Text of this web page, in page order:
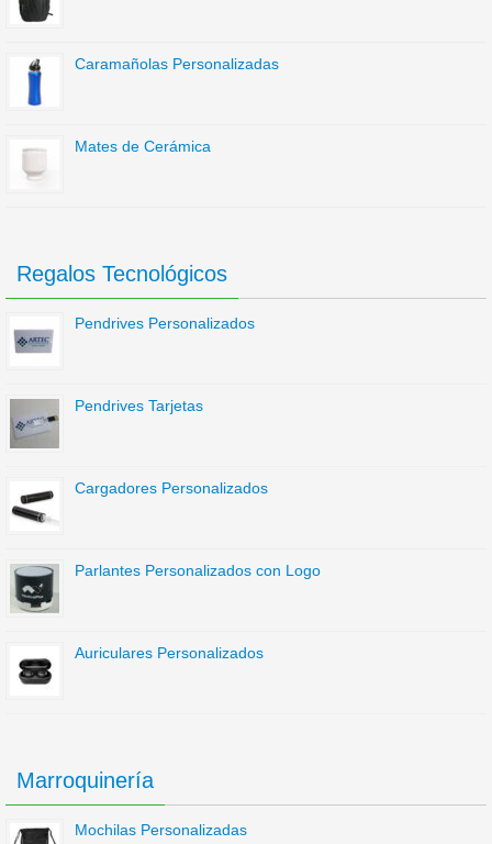
Caramañolas Personalizadas
Mates de Cerámica
Regalos Tecnológicos
Pendrives Personalizados
Pendrives Tarjetas
Cargadores Personalizados
Parlantes Personalizados con Logo
Auriculares Personalizados
Marroquinería
Mochilas Personalizadas